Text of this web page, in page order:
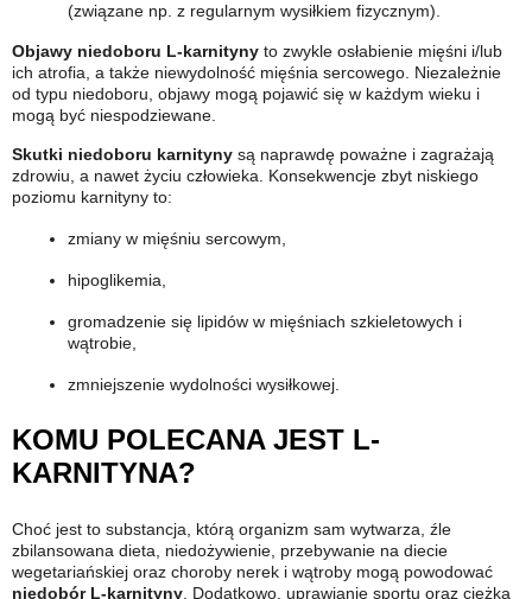
(związane np. z regularnym wysiłkiem fizycznym).
Objawy niedoboru L-karnityny to zwykle osłabienie mięśni i/lub
ich atrofia, a także niewydolność mięśnia sercowego. Niezależnie
od typu niedoboru, objawy mogą pojawić się w każdym wieku i
mogą być niespodziewane.
Skutki niedoboru karnityny są naprawdę poważne i zagrażają
zdrowiu, a nawet życiu człowieka. Konsekwencje zbyt niskiego
poziomu karnityny to:
zmiany w mięśniu sercowym,
hipoglikemia,
gromadzenie się lipidów w mięśniach szkieletowych i
wątrobie,
zmniejszenie wydolności wysiłkowej.
KOMU POLECANA JEST L-
KARNITYNA?
Choć jest to substancja, którą organizm sam wytwarza, źle
zbilansowana dieta, niedożywienie, przebywanie na diecie
wegetariańskiej oraz choroby nerek i wątroby mogą powodować
niedobór L-karnityny . Dodatkowo, uprawianie sportu oraz ciężka